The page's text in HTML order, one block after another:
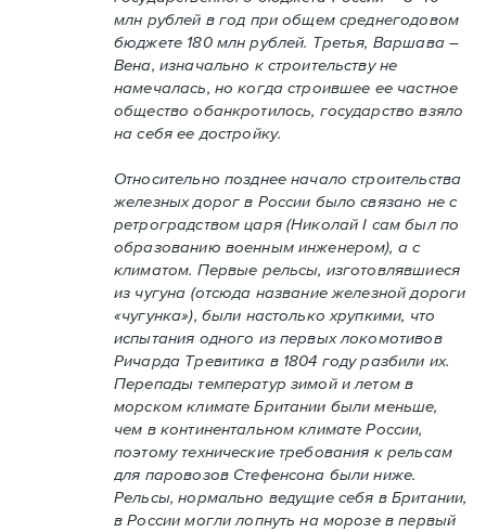
млн рублей в год при общем среднегодовом
бюджете 180 млн рублей. Третья, Варшава –
Вена, изначально к строительству не
намечалась, но когда строившее ее частное
общество обанкротилось, государство взяло
на себя ее достройку.
Относительно позднее начало строительства
железных дорог в России было связано не с
ретроградством царя (Николай I сам был по
образованию военным инженером), а с
климатом. Первые рельсы, изготовлявшиеся
из чугуна (отсюда название железной дороги
«чугунка»), были настолько хрупкими, что
испытания одного из первых локомотивов
Ричарда Тревитика в 1804 году разбили их.
Перепады температур зимой и летом в
морском климате Британии были меньше,
чем в континентальном климате России,
поэтому технические требования к рельсам
для паровозов Стефенсона были ниже.
Рельсы, нормально ведущие себя в Британии,
в России могли лопнуть на морозе в первый